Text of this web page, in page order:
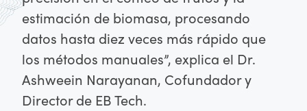
estimación de biomasa, procesando
datos hasta diez veces más rápido que
los métodos manuales”, explica el Dr.
Ashweein Narayanan, Cofundador y
Director de EB Tech.